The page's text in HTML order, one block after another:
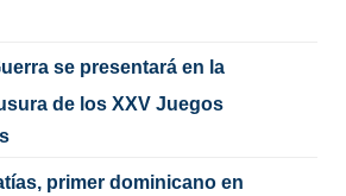
se presentará en la
de los XXV Juegos
primer dominicano en